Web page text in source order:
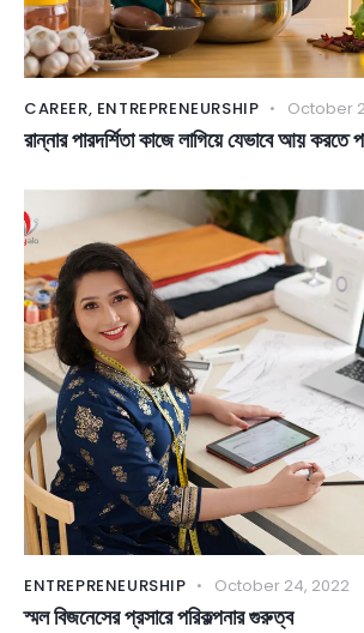
CAREER, ENTREPRENEURSHIP October
রান্নার পারদর্শিতা কাজে লাগিয়ে যেভাবে আয় করতে
ENTREPRENEURSHIP October 24, 2022
স্মল বিজনেসের প্রসারে পরিকল্পনার গুরুত্ব